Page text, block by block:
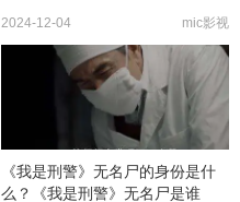
2024-12-04 mic影视
《我是刑警》无名尸的身份是什
么？《我是刑警》无名尸是谁